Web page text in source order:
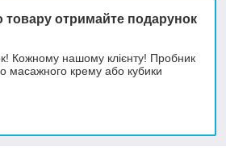
товару отримайте подарунок
Кожному нашому клієнту! Пробник
масажного крему або кубики